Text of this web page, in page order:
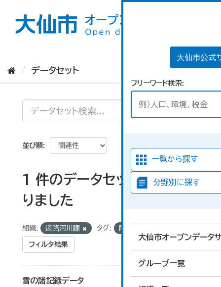
大仙市公式
フリーワード検索
一覧から探す
分野別に探す
大仙市オープンデータ
グループ一覧
データセット
並び順
1 件のデータセットが見つか
りました
組織: 道路河川課 タグ: 降雪量
フィルタ結果
雪の諸記録データ